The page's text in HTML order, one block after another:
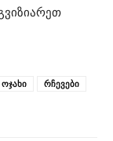
ოჯახი
რჩევები